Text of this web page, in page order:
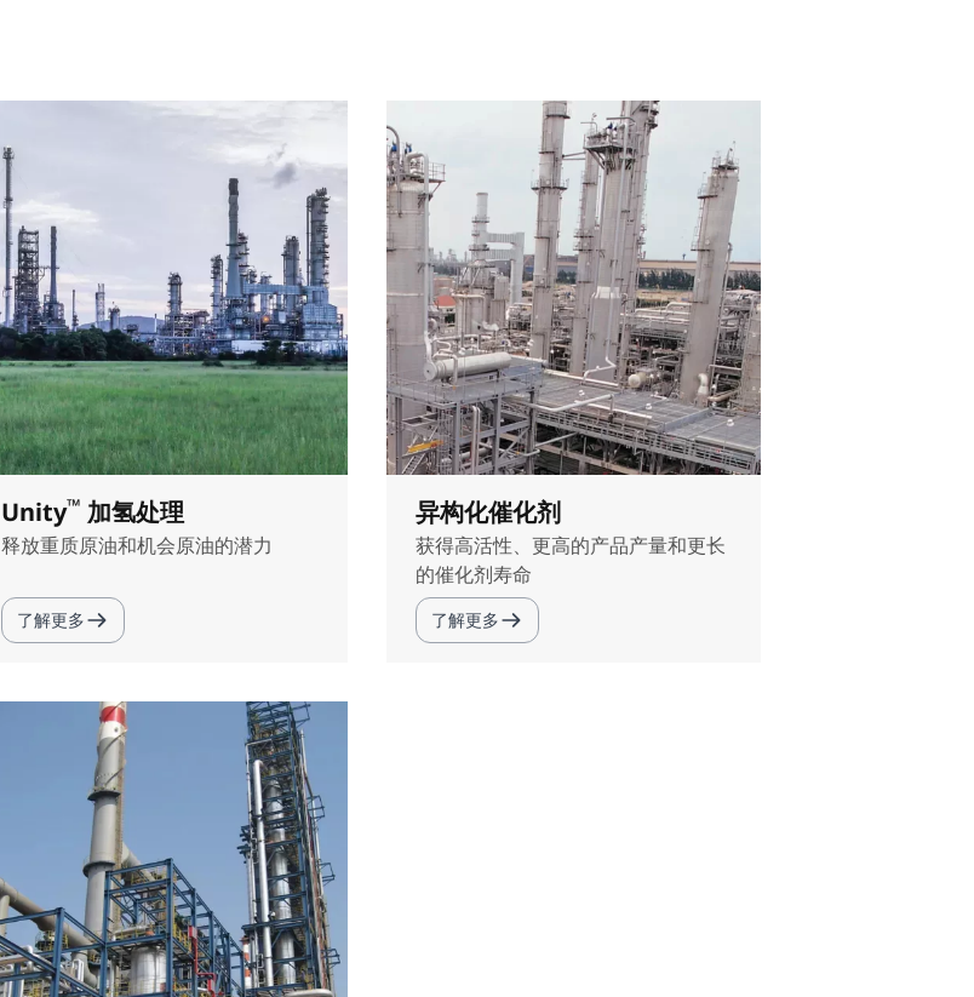
Unity™ 加氢处理
释放重质原油和机会原油的潜力
了解更多
异构化催化剂
获得高活性、更高的产品产量和更长
的催化剂寿命
了解更多